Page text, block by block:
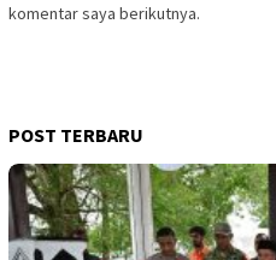
komentar saya berikutnya.
POST TERBARU